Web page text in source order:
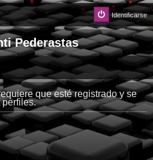
Identificarse
Pederastas
que esté registrado y se
perfiles.